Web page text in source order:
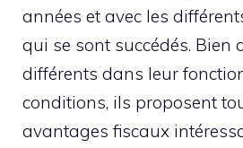
années et avec les
qui se sont succédés. Bien
différents dans leur
conditions, ils proposent
avantages fiscaux